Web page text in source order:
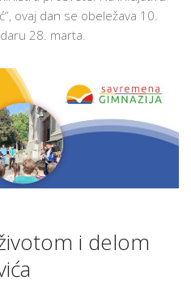
ovaj dan se obeležava 10.
28. marta.
i delom